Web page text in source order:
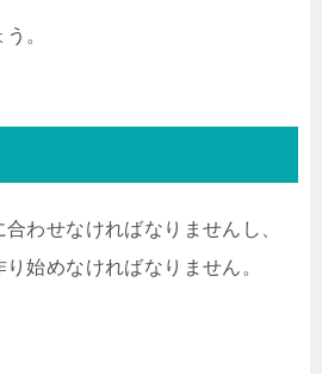
。
わせなければなりませんし、
始めなければなりません。